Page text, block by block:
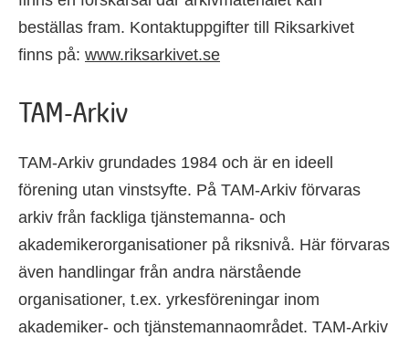
beställas fram. Kontaktuppgifter till Riksarkivet
finns på: www.riksarkivet.se
TAM-Arkiv
TAM-Arkiv grundades 1984 och är en ideell
förening utan vinstsyfte. På TAM-Arkiv förvaras
arkiv från fackliga tjänstemanna- och
akademikerorganisationer på riksnivå. Här förvaras
även handlingar från andra närstående
organisationer, t.ex. yrkesföreningar inom
akademiker- och tjänstemannaområdet. TAM-Arkiv